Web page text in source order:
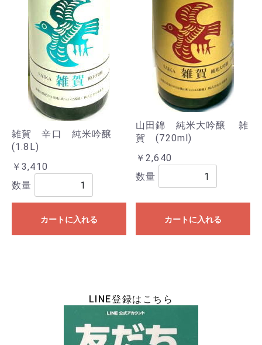
雑賀 辛口 純米吟醸
(1.8L)
￥3,410
数量
カートに入れる
山田錦 純米大吟醸 雑
賀 (720ml)
￥2,640
数量
カートに入れる
LINE登録はこちら